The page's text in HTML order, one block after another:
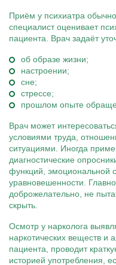
Приём у психиатра
специалист оценивает
пациента. Врач задаёт
об образе жизни;
настроении;
сне;
стрессе;
прошлом опыте
Врач может
условиями труда,
ситуациями. Иногда
диагностические
функций, эмоциональной
уравновешенности.
доброжелательно, не
скрыть.
Осмотр у нарколога
наркотических веществ и
пациента, проводит
историей употребления,